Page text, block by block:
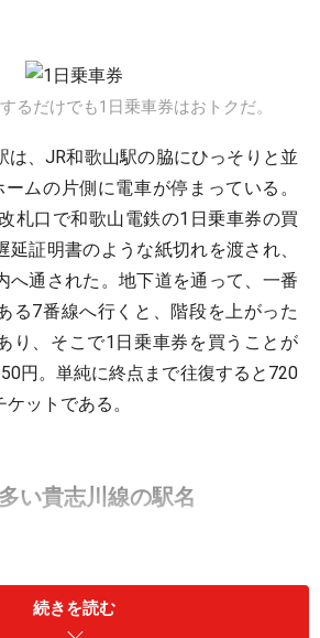
るだけでも1日乗車券はおトクだ。
は、JR和歌山駅の脇にひっそりと並
ムの片側に電車が停まっている。
札口で和歌山電鉄の1日乗車券の買
延証明書のような紙切れを渡され、
へ通された。地下道を通って、一番
る7番線へ行くと、階段を上がった
り、そこで1日乗車券を買うことが
円。単純に終点まで往復すると720
ットである。
い貴志川線の駅名
ちゃ電車」に乗って貴志駅へ向かう。
続きを読む